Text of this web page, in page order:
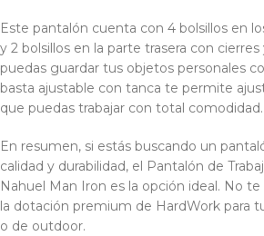
Este pantalón cuenta con 4 bolsillos en
y 2 bolsillos en la parte trasera con
puedas guardar tus objetos personales
basta ajustable con tanca te permite
que puedas trabajar con total comodidad.
En resumen, si estás buscando un
calidad y durabilidad, el Pantalón de
Nahuel Man Iron es la opción ideal. No
la dotación premium de HardWork para
o de outdoor.